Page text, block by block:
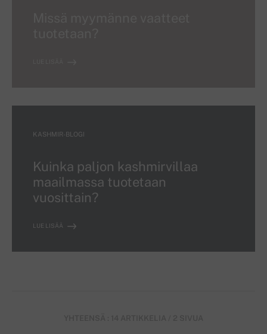
KASHMIR-BLOGI
Kuinka paljon kashmirvillaa
maailmassa tuotetaan
vuosittain?
LUE LISÄÄ